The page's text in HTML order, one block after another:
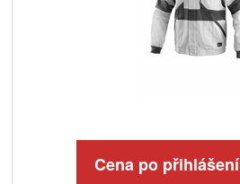
Cena po přihlášení